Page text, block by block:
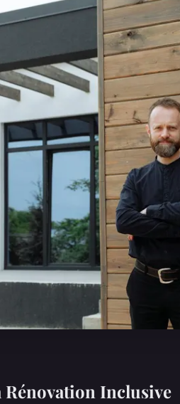
Rénovation Inclusive